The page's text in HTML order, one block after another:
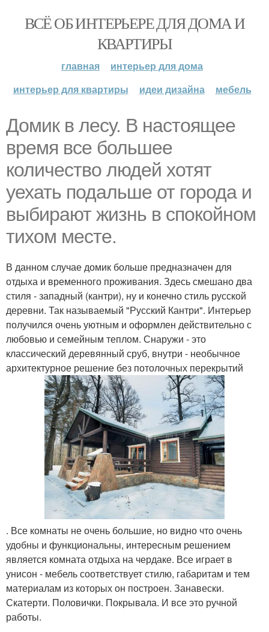
ВСЁ ОБ ИНТЕРЬЕРЕ ДЛЯ ДОМА И
КВАРТИРЫ
главная
интерьер для дома
интерьер для квартиры
идеи дизайна мебель
Домик в лесу. В настоящее
время все большее
количество людей хотят
уехать подальше от города и
выбирают жизнь в спокойном
тихом месте.
В данном случае домик больше предназначен для
отдыха и временного проживания. Здесь смешано два
стиля - западный (кантри), ну и конечно стиль русской
деревни. Так называемый "Русский Кантри". Интерьер
получился очень уютным и оформлен действительно с
любовью и семейным теплом. Снаружи - это
классический деревянный сруб, внутри - необычное
архитектурное решение без потолочных перекрытий
. Все комнаты не очень большие, но видно что очень
удобны и функциональны, интересным решением
является комната отдыха на чердаке. Все играет в
унисон - мебель соответствует стилю, габаритам и тем
материалам из которых он построен. Занавески.
Скатерти. Половички. Покрывала. И все это ручной
работы.